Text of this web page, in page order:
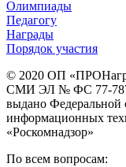
Олимпиады
Педагогу
Награды
Порядок участия
© 2020 ОП
СМИ ЭЛ № ФС 77-
выдано Федеральной
информационных
«Роскомнадзор»
По всем вопросам: